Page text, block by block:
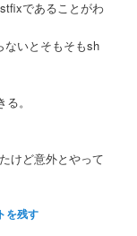
であることがわ
ないとそもそもsh
。
けど意外とやって
を残す